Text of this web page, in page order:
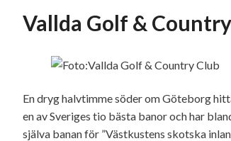
Vallda Golf &
En dryg halvtimme söder om Göteborg
en av Sveriges tio bästa banor och har
själva banan för ”Västkustens skotska